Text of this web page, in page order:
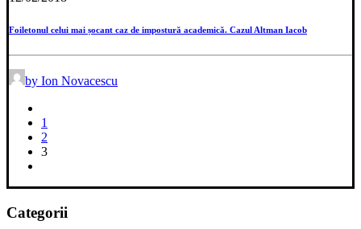
Foiletonul celui mai șocant caz de impostură academică. Cazul Altman Iacob
by Ion Novacescu
1
2
3
Categorii